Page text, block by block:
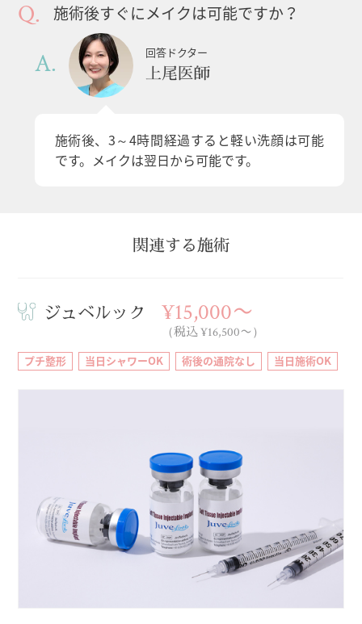
施術後すぐにメイクは可能ですか？
回答ドクター
上尾医師
施術後、3～4時間経過すると軽い洗顔は可能
です。メイクは翌日から可能です。
関連する施術
ジュベルック ¥15,000〜
（税込 ¥16,500〜）
プチ整形 当日シャワーOK 術後の通院なし 当日施術OK